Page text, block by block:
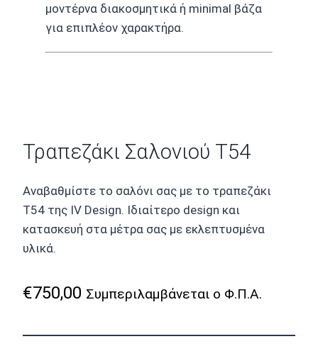
μοντέρνα διακοσμητικά ή minimal βάζα
για επιπλέον χαρακτήρα.
Τραπεζάκι Σαλονιού T54
Αναβαθμίστε το σαλόνι σας με το τραπεζάκι
T54 της IV Design. Ιδιαίτερο design και
κατασκευή στα μέτρα σας με εκλεπτυσμένα
υλικά.
€750,00 Συμπεριλαμβάνεται ο Φ.Π.Α.